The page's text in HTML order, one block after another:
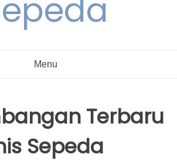
Menu
Terbaru
Sepeda